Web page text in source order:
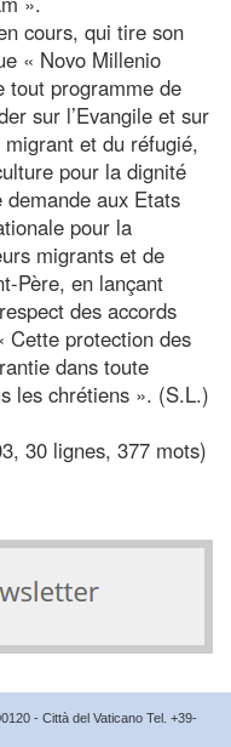
cours, qui tire son
« Novo Millenio
tout programme de
sur l’Evangile et sur
et du réfugié,
pour la dignité
demande aux Etats
pour la
migrants et de
Père, en lançant
des accords
Cette protection des
dans toute
les chrétiens ». (S.L.)
30 lignes, 377 mots)
- Città del Vaticano Tel. +39-